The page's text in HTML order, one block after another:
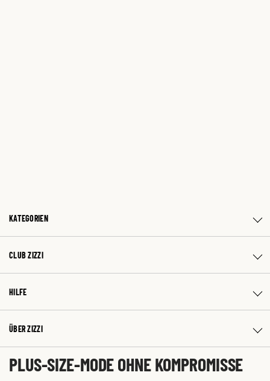
KATEGORIEN
CLUB ZIZZI
HILFE
ÜBER ZIZZI
PLUS-SIZE-MODE OHNE KOMPROMISSE